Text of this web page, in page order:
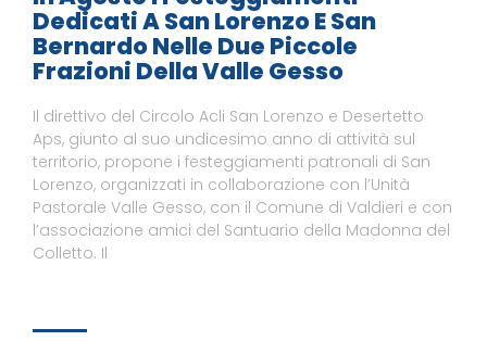
Dedicati A San Lorenzo E San
Bernardo Nelle Due Piccole
Frazioni Della Valle Gesso
Il direttivo del Circolo Acli San Lorenzo e Desertetto
Aps, giunto al suo undicesimo anno di attività sul
territorio, propone i festeggiamenti patronali di San
Lorenzo, organizzati in collaborazione con l’Unità
Pastorale Valle Gesso, con il Comune di Valdieri e con
l’associazione amici del Santuario della Madonna del
Colletto. Il